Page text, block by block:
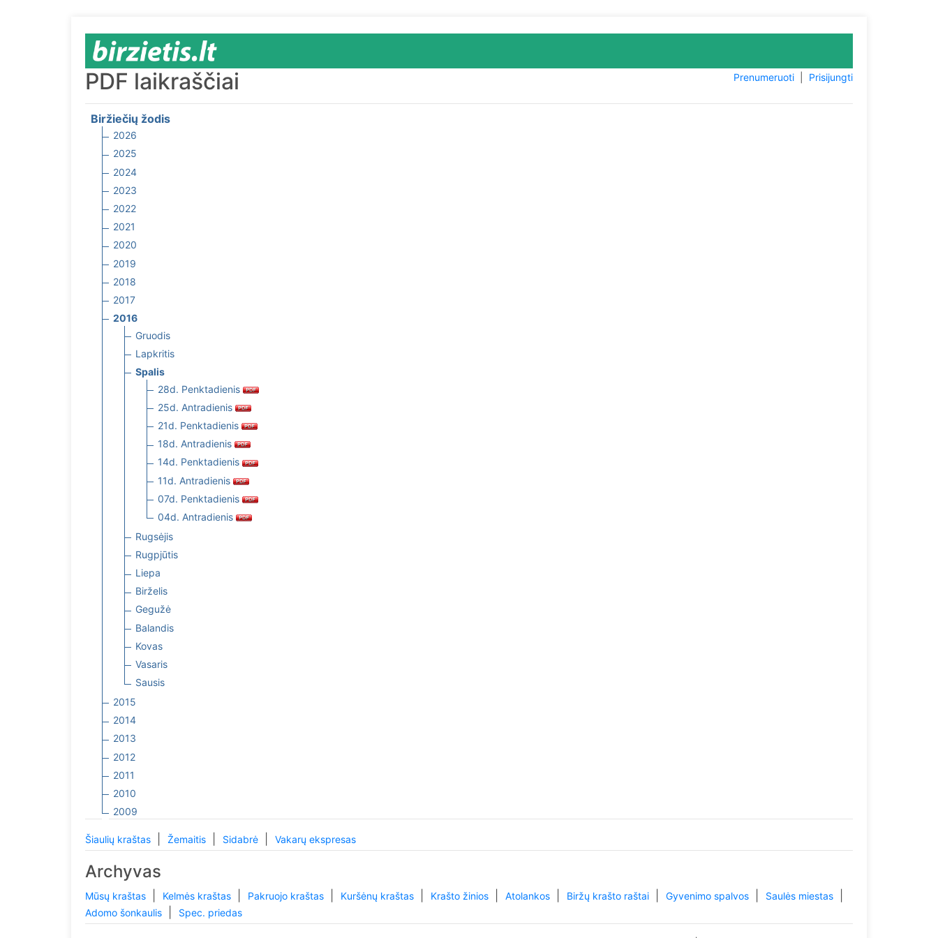
PDF laikraščiai Prenumeruoti| Prisijungti
Biržiečių žodis
2026
2025
2024
2023
2022
2021
2020
2019
2018
2017
2016
Gruodis
Lapkritis
Spalis
28d. Penktadienis
25d. Antradienis
21d. Penktadienis
18d. Antradienis
14d. Penktadienis
11d. Antradienis
07d. Penktadienis
04d. Antradienis
Rugsėjis
Rugpjūtis
Liepa
Birželis
Gegužė
Balandis
Kovas
Vasaris
Sausis
2015
2014
2013
2012
2011
2010
2009
Šiaulių kraštas Žemaitis Sidabrė Vakarų ekspresas
Archyvas
Mūsų kraštas Kelmės kraštas Pakruojo kraštas Kuršėnų kraštas Krašto žinios Atolankos Biržų krašto raštai Gyvenimo spalvos Saulės miestas
Adomo šonkaulis Spec. priedas